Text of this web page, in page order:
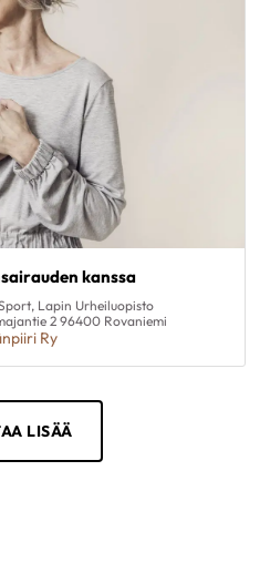
kanssa
Lapin Urheiluopisto
2 96400 Rovaniemi
Ry
LISÄÄ